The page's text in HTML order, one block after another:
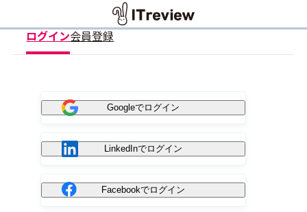
ログイン会員登録
Googleでログイン
LinkedInでログイン
Facebookでログイン